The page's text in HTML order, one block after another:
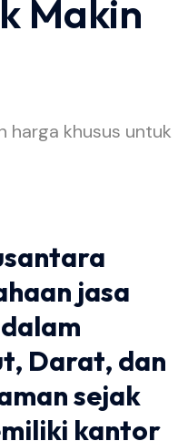
Makin
harga khusus untuk
jasa
Darat, dan
sejak
kantor